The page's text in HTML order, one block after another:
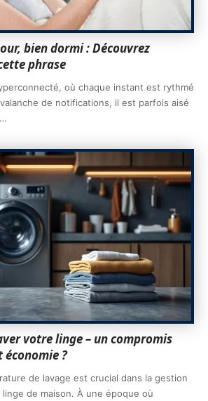
bien dormi : Découvrez
phrase
où chaque instant est rythmé
de notifications, il est parfois aisé
…
votre linge – un compromis
?
de lavage est crucial dans la gestion
de maison. À une époque où